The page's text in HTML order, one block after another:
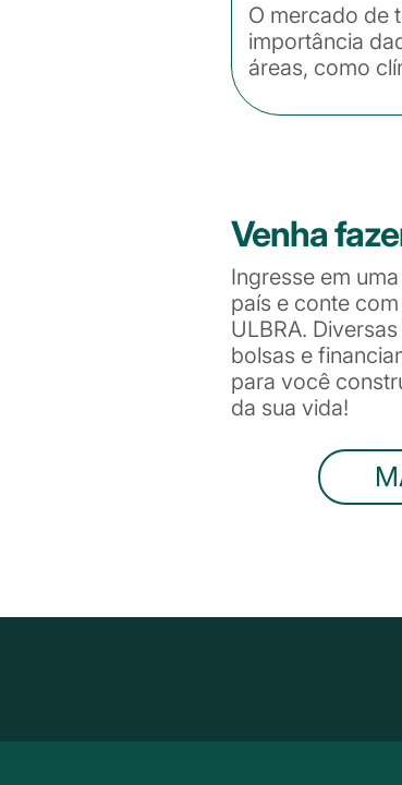
O mercado de
importância
áreas, como
Venha
Ingresse em
país e conte
ULBRA.
bolsas e
para você
da sua vida!